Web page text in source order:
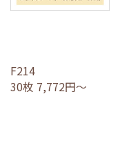
F214
30枚 7,772円～